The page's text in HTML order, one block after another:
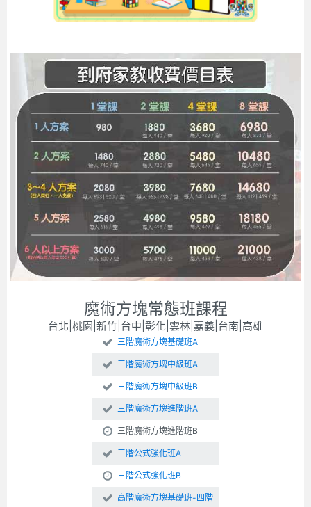
魔術方塊常態班課程
台北|桃園|新竹|台中|彰化|雲林|嘉義|台南|高雄
三階魔術方塊基礎班A
三階魔術方塊中級班A
三階魔術方塊中級班B
三階魔術方塊進階班A
三階魔術方塊進階班B
三階公式強化班A
三階公式強化班B
高階魔術方塊基礎班-四階